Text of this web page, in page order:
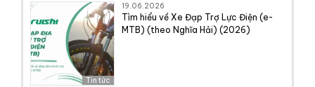
Tin tức
19.06.2026
Tìm hiểu về Xe Đạp Trợ Lực Điện (e-
MTB) (theo Nghĩa Hải) (2026)